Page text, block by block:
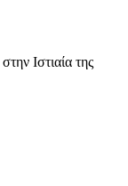
Ιστιαία της